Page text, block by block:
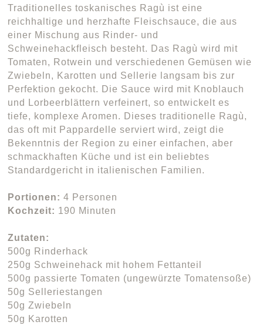
Traditionelles toskanisches Ragù ist eine
reichhaltige und herzhafte Fleischsauce, die aus
einer Mischung aus Rinder- und
Schweinehackfleisch besteht. Das Ragù wird mit
Tomaten, Rotwein und verschiedenen Gemüsen wie
Zwiebeln, Karotten und Sellerie langsam bis zur
Perfektion gekocht. Die Sauce wird mit Knoblauch
und Lorbeerblättern verfeinert, so entwickelt es
tiefe, komplexe Aromen. Dieses traditionelle Ragù,
das oft mit Pappardelle serviert wird, zeigt die
Bekenntnis der Region zu einer einfachen, aber
schmackhaften Küche und ist ein beliebtes
Standardgericht in italienischen Familien.
Portionen: 4 Personen
Kochzeit: 190 Minuten
Zutaten:
500g Rinderhack
250g Schweinehack mit hohem Fettanteil
500g passierte Tomaten (ungewürzte Tomatensoße)
50g Selleriestangen
50g Zwiebeln
50g Karotten